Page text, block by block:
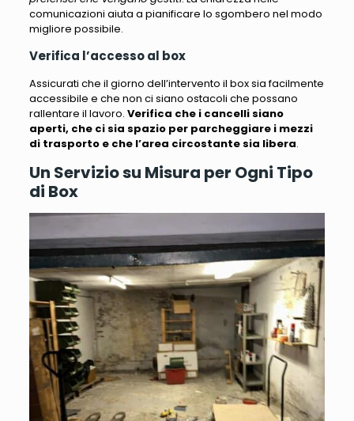
comunicazioni aiuta a pianificare lo sgombero nel modo
migliore possibile.
Verifica l’accesso al box
Assicurati che il giorno dell’intervento il box sia facilmente
accessibile e che non ci siano ostacoli che possano
rallentare il lavoro. Verifica che i cancelli siano
aperti, che ci sia spazio per parcheggiare i mezzi
di trasporto e che l’area circostante sia libera.
Un Servizio su Misura per Ogni Tipo
di Box